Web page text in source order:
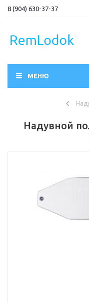
8 (904) 630-37-37
МЕНЮ
Надувной